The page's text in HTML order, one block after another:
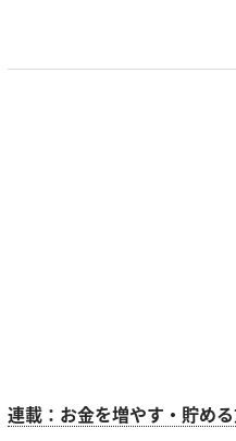
連載：お金を増やす・貯め